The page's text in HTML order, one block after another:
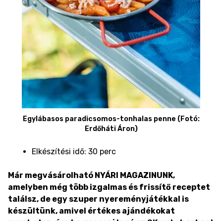
Egylábasos paradicsomos-tonhalas penne (Fotó:
Erdőháti Áron)
Elkészítési idő: 30 perc
Már megvásárolható NYÁRI MAGAZINUNK,
amelyben még több izgalmas és frissítő receptet
találsz, de egy szuper nyereményjátékkal is
készültünk, amivel értékes ajándékokat